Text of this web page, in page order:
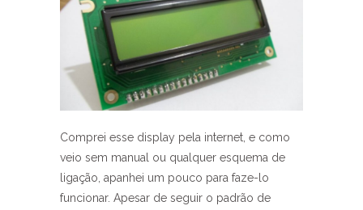
Comprei esse display pela internet, e como
veio sem manual ou qualquer esquema de
ligação, apanhei um pouco para faze-lo
funcionar. Apesar de seguir o padrão de